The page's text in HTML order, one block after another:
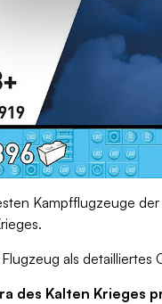
Kampfflugzeuge
als
des Kalten Krieges